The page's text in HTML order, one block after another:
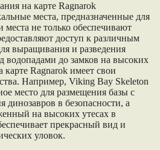
на карте Ragnarok
места, предназначенные для
не только обеспечивают
доступ к различным
выращивания и разведения
водопадами до замков на высоких
карте Ragnarok имеет свои
Например, Viking Bay Skeleton
место для размещения базы с
динозавров в безопасности, а
на высоких утесах в
прекрасный вид и
уловок.